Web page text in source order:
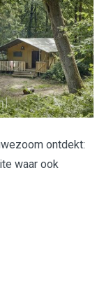
ontdekt:
waar ook